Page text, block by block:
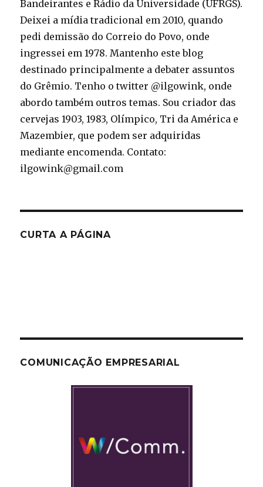
Bandeirantes e Rádio da Universidade (UFRGS).
Deixei a mídia tradicional em 2010, quando
pedi demissão do Correio do Povo, onde
ingressei em 1978. Mantenho este blog
destinado principalmente a debater assuntos
do Grêmio. Tenho o twitter @ilgowink, onde
abordo também outros temas. Sou criador das
cervejas 1903, 1983, Olímpico, Tri da América e
Mazembier, que podem ser adquiridas
mediante encomenda. Contato:
ilgowink@gmail.com
CURTA A PÁGINA
COMUNICAÇÃO EMPRESARIAL